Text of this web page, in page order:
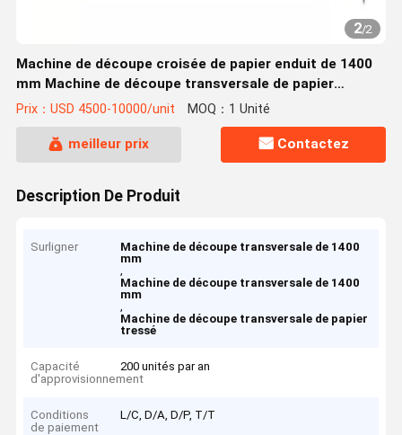
2/2
Machine de découpe croisée de papier enduit de 1400
mm Machine de découpe transversale de papier
composite en plastique
Prix：USD 4500-10000/unit MOQ：1 Unité
meilleur prix Contactez
Description De Produit
Surligner
Machine de découpe transversale de 1400
mm
,
Machine de découpe transversale de 1400
mm
,
Machine de découpe transversale de papier
tressé
Capacité
d'approvisionnement
200 unités par an
Conditions
de paiement
L/C, D/A, D/P, T/T